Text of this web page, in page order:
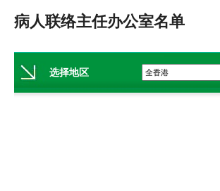
病人联络主任办公室名单
选择地区